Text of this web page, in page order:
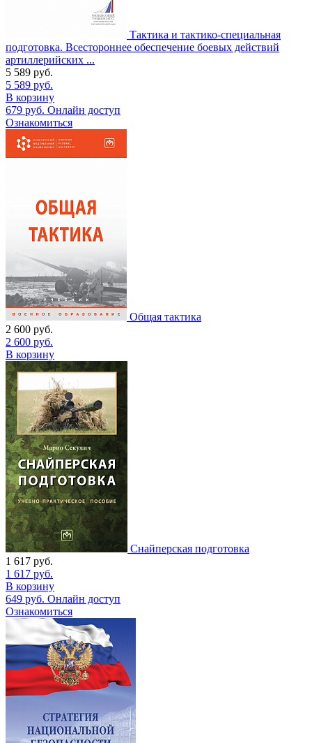
Тактика и тактико-специальная
подготовка. Всестороннее обеспечение боевых действий
артиллерийских ...
5 589 руб.
5 589 руб.
В корзину
679 руб. Онлайн доступ
Ознакомиться
Общая тактика
2 600 руб.
2 600 руб.
В корзину
Снайперская подготовка
1 617 руб.
1 617 руб.
В корзину
649 руб. Онлайн доступ
Ознакомиться